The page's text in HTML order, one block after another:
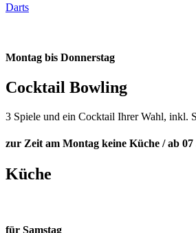
Darts
Montag bis Donnerstag
Cocktail Bowling
3 Spiele und ein Cocktail Ihrer Wahl, inkl.
zur Zeit am Montag keine Küche / ab
Küche
für Samstag